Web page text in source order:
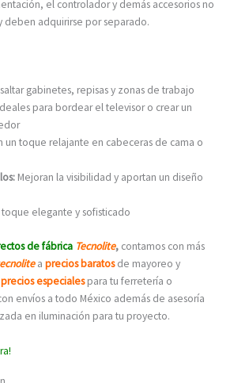
el controlador y demás accesorios no
deben adquirirse por separado.
gabinetes, repisas y zonas de trabajo
para bordear el televisor o crear un
un toque relajante en cabeceras de cama o
Mejoran la visibilidad y aportan un diseño
toque elegante y sofisticado
de fábrica Tecnolite, contamos con más
aprecios baratosde mayoreo y
precios especialespara tu ferretería o
envíos a todo México además de asesoría
en iluminación para tu proyecto.